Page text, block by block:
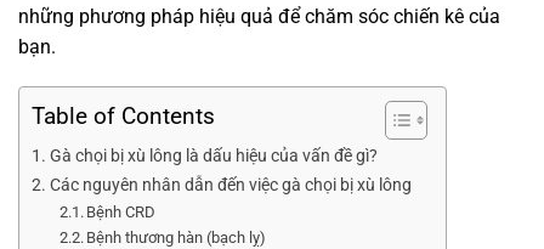
những phương pháp hiệu quả để chăm sóc chiến kê của
bạn.
Table of Contents
Gà chọi bị xù lông là dấu hiệu của vấn đề gì?
Các nguyên nhân dẫn đến việc gà chọi bị xù lông
Bệnh CRD
Bệnh thương hàn (bạch lỵ)